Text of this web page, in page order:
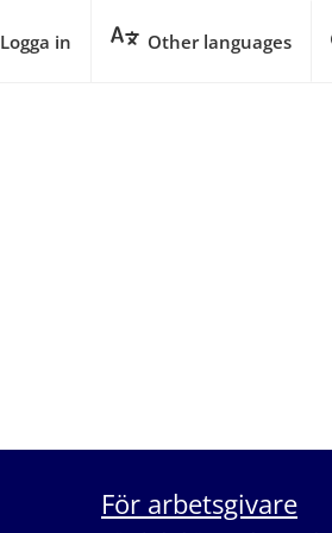
Logga in Other languages
För arbetsgivare